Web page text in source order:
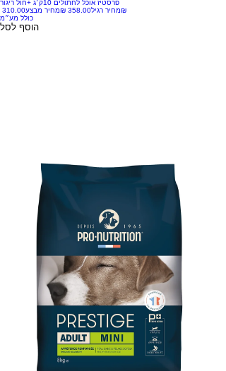
פרסטיז אוכל לחתולים 10ק׳ג +חול ריגור
מחיר רגיל
מחיר מבצע
‏310.00 ‏₪
כולל מע״מ
הוסף לסל